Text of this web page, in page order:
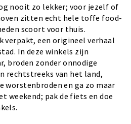
nooit zo lekker; voor jezelf of
zitten echt hele toffe food-
scoort voor thuis.
verpakt, een origineel verhaal
In deze winkels zijn
broden zonder onnodige
rechtstreeks van het land,
worstenbroden en ga zo maar
weekend; pak de fiets en doe